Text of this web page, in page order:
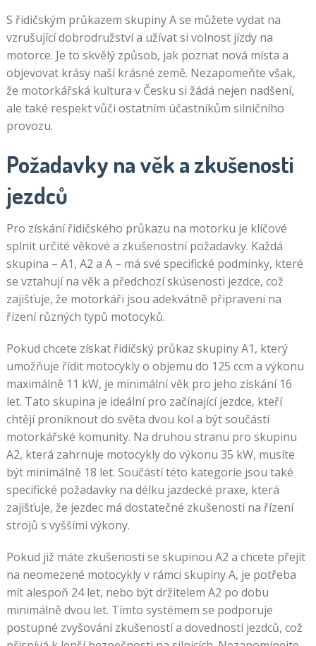
S řidičským průkazem skupiny A se můžete vydat na
vzrušující dobrodružství a užívat si volnost jízdy na
motorce. Je to skvělý způsob, jak poznat nová místa a
objevovat krásy naší krásné země. Nezapomeňte však,
že motorkářská kultura v Česku si žádá nejen nadšení,
ale také respekt vůči ostatním účastníkům silničního
provozu.
Požadavky na věk a zkušenosti
jezdců
Pro získání řidičského průkazu na motorku je klíčové
splnit určité věkové a zkušenostní požadavky. Každá
skupina – A1, A2 a A – má své specifické podmínky, které
se vztahují na věk a předchozí skúsenosti jezdce, což
zajišťuje, že motorkáři jsou adekvátně připraveni na
řízení různých typů motocyků.
Pokud chcete získat řidičský průkaz skupiny A1, který
umožňuje řídit motocykly o objemu do 125 ccm a výkonu
maximálně 11 kW, je minimální věk pro jeho získání 16
let. Tato skupina je ideální pro začínající jezdce, kteří
chtějí proniknout do světa dvou kol a být součástí
motorkářské komunity. Na druhou stranu pro skupinu
A2, která zahrnuje motocykly do výkonu 35 kW, musíte
být minimálně 18 let. Součástí této kategorie jsou také
specifické požadavky na délku jazdecké praxe, která
zajišťuje, že jezdec má dostatečné zkušenosti na řízení
strojů s vyššími výkony.
Pokud již máte zkušenosti se skupinou A2 a chcete přejít
na neomezené motocykly v rámci skupiny A, je potřeba
mít alespoň 24 let, nebo být držitelem A2 po dobu
minimálně dvou let. Tímto systémem se podporuje
postupné zvyšování zkušeností a dovedností jezdců, což